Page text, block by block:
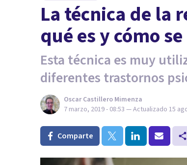
La técnica de la
qué es y cómo
Esta técnica es muy
diferentes trastornos
Oscar Castillero Mimenza
7 marzo, 2019 - 08:53 — Actualizado 15
Comparte